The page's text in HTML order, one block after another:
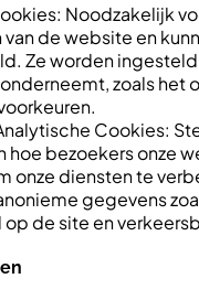
Noodzakelijk
de website en
Ze worden
zoals het
Cookies:
hoe bezoekers onze
onze diensten te
gegevens
de site en